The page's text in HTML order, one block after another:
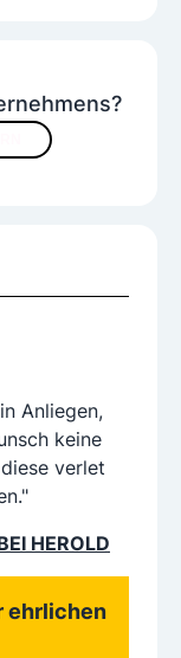
Anliegen,
keine
verlet
HEROLD
ehrlichen